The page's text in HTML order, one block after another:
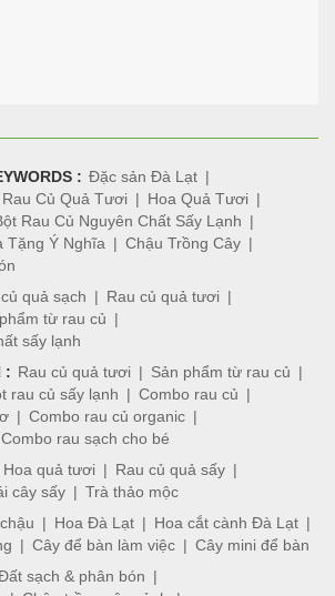
: Đặc sản Đà Lạt
Rau Củ Quả Tươi
Hoa Quả Tươi
Rau Củ Nguyên Chất Sấy Lạnh
Tặng Ý Nghĩa
Chậu Trồng Cây
quả sạch
Rau củ quả tươi
từ rau củ
sấy lạnh
: Rau củ quả tươi
Sản phẩm từ rau củ
rau củ sấy lạnh
Combo rau củ
Combo rau củ organic
Combo rau sạch cho bé
Hoa quả tươi
Rau củ quả sấy
cây sấy
Trà thảo mộc
Hoa Đà Lạt
Hoa cắt cành Đà Lạt
Cây để bàn làm việc
Cây mini để bàn
sạch & phân bón